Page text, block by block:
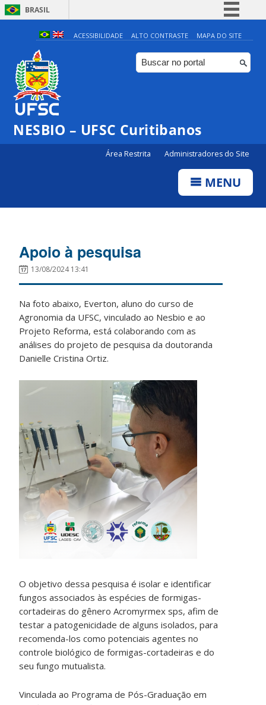
BRASIL
Simplifique!
Comunica BR
Participe
Canais
ACESSIBILIDADE ALTO CONTRASTE MAPA DO SITE
NESBIO – UFSC Curitibanos
Área Restrita Administradores do Site
MENU
Apoio à pesquisa
13/08/2024 13:41
Na foto abaixo, Everton, aluno do curso de
Agronomia da UFSC, vinculado ao Nesbio e ao
Projeto Reforma, está colaborando com as
análises do projeto de pesquisa da doutoranda
Danielle Cristina Ortiz.
O objetivo dessa pesquisa é isolar e identificar
fungos associados às espécies de formigas-
cortadeiras do gênero Acromyrmex sps, afim de
testar a patogenicidade de alguns isolados, para
recomenda-los como potenciais agentes no
controle biológico de formigas-cortadeiras e do
seu fungo mutualista.
Vinculada ao Programa de Pós-Graduação em